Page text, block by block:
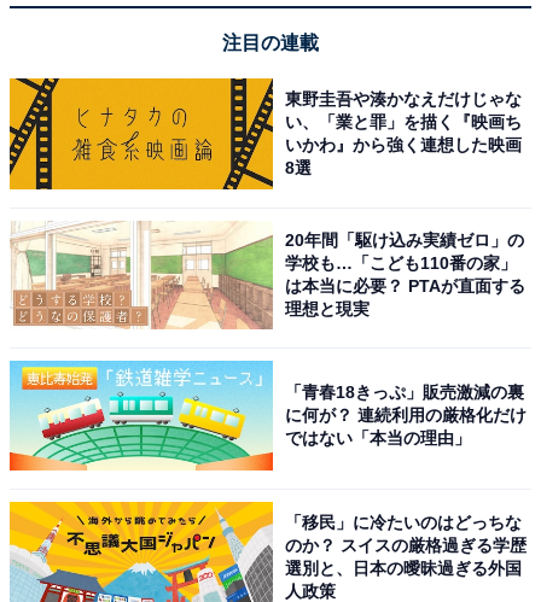
A post shared by 連続テレビ小説「らんまん」
郎」です。ドラマの主人公で、日本植物学の父と称され
る牧野富太郎さんをモデルにしています。幼少期から植
物への愛が強く、自由奔放な性格で周りを困らせること
小学校中退という学歴ながら、独学で植物学を極め東京
大学・植物学教室の門を叩き研究を続けます。日本中の
注目の連載
東野圭吾や湊かなえだけじゃな
い、「業と罪」を描く『映画ち
いかわ』から強く連想した映画
8選
20年間「駆け込み実績ゼロ」の
学校も…「こども110番の家」
は本当に必要？ PTAが直面する
理想と現実
「青春18きっぷ」販売激減の裏
に何が？ 連続利用の厳格化だけ
ではない「本当の理由」
「移民」に冷たいのはどっちな
のか？ スイスの厳格過ぎる学歴
選別と、日本の曖昧過ぎる外国
人政策